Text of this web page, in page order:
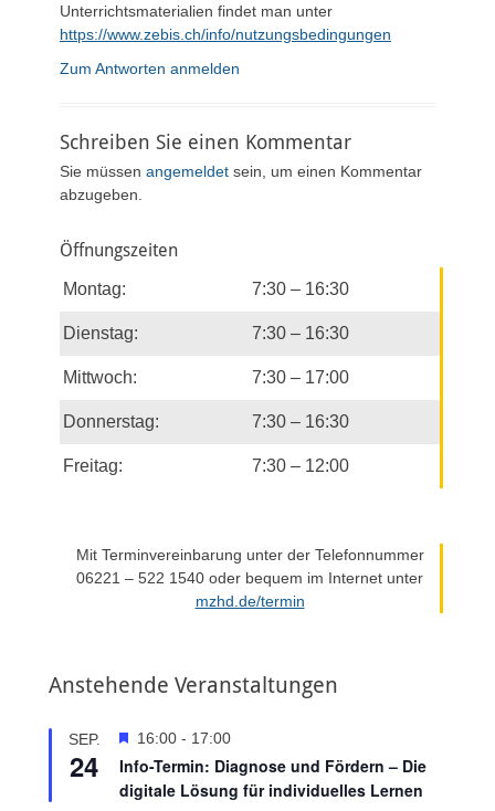
Unterrichtsmaterialien findet man unter
https://www.zebis.ch/info/nutzungsbedingungen
Zum Antworten anmelden
Schreiben Sie einen Kommentar
Sie müssen angemeldet sein, um einen Kommentar
abzugeben.
Öffnungszeiten
Montag: 7:30 – 16:30
Dienstag: 7:30 – 16:30
Mittwoch: 7:30 – 17:00
Donnerstag: 7:30 – 16:30
Freitag: 7:30 – 12:00
Mit Terminvereinbarung unter der Telefonnummer
06221 – 522 1540 oder bequem im Internet unter
mzhd.de/termin
Anstehende Veranstaltungen
SEP.
24
H
e
v
16:00 - 17:00
Info-Termin: Diagnose und Fördern – Die
digitale Lösung für individuelles Lernen